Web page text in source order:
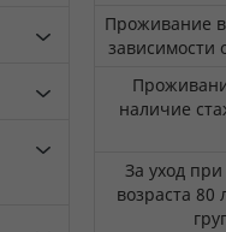
Проживание
зависимости
наличие
За уход
возраста 80